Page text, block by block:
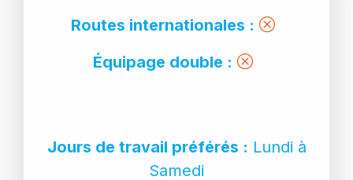
Routes internationales :
Équipage double :
Jours de travail préférés : Lundi à
Samedi